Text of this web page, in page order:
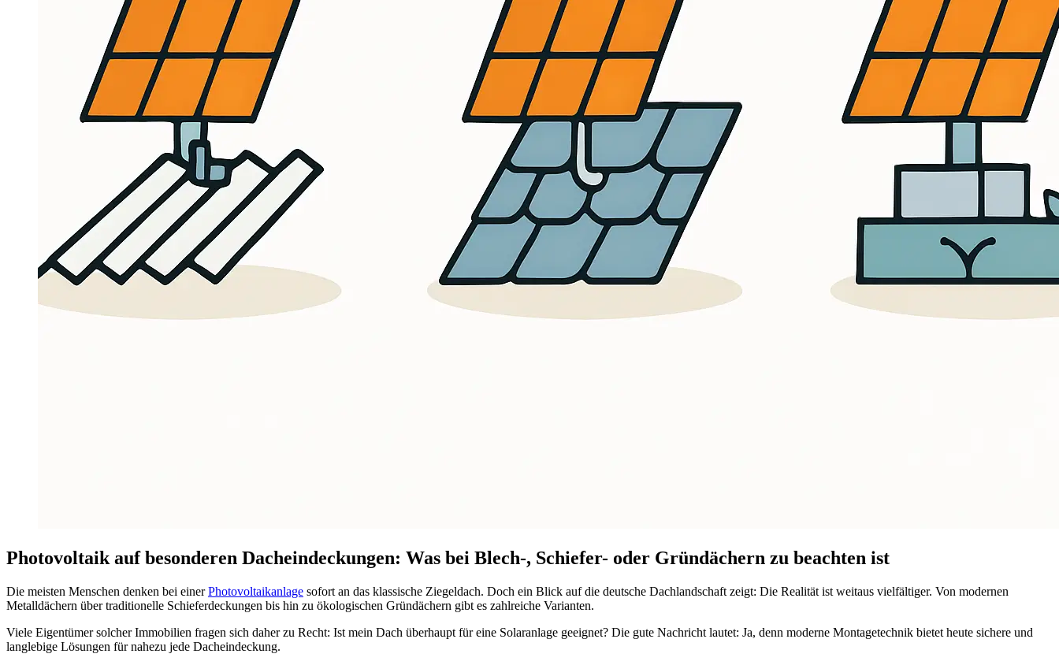
Photovoltaik auf besonderen Dacheindeckungen: Was bei Blech-, Schiefer- oder Gründächern zu beachten ist
Die meisten Menschen denken bei einerPhotovoltaikanlage sofort an das klassische Ziegeldach. Doch ein Blick auf die deutsche Dachlandschaft zeigt: Die Realität ist weitaus vielfältiger. Von modernen
Metalldächern über traditionelle Schieferdeckungen bis hin zu ökologischen Gründächern gibt es zahlreiche Varianten.
Viele Eigentümer solcher Immobilien fragen sich daher zu Recht: Ist mein Dach überhaupt für eine Solaranlage geeignet? Die gute Nachricht lautet: Ja, denn moderne Montagetechnik bietet heute sichere und
langlebige Lösungen für nahezu jede Dacheindeckung.